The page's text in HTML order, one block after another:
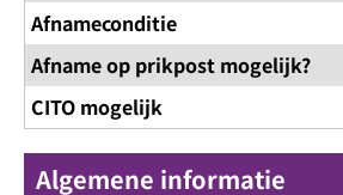
Afnameconditie
Afname op prikpost mogelijk?
CITO mogelijk
Algemene informatie